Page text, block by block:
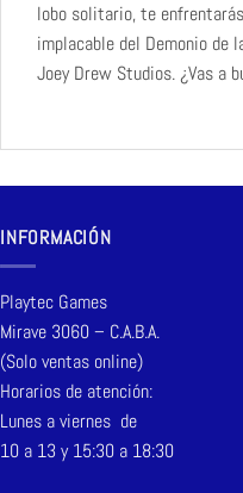
lobo solitario, te
implacable del Demonio de
Joey Drew Studios. ¿Vas a
INFORMACIÓN
Playtec Games
Mirave 3060 – C.A.B.A.
(Solo ventas online)
Horarios de atención:
Lunes a viernes de
10 a 13 y 15:30 a 18:30